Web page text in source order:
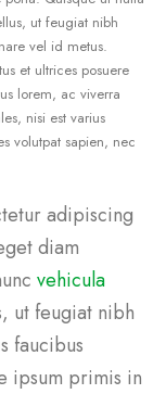
ut feugiat nibh
vel id metus.
et ultrices posuere
lorem, ac viverra
nisi est varius
volutpat sapien, nec
adipiscing
diam
vehicula
ut feugiat nibh
faucibus
ipsum primis in